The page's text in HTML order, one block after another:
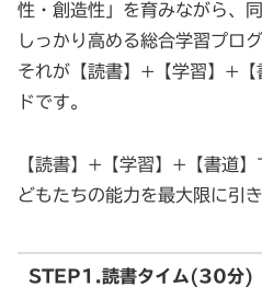
性・創造性」を育みながら、
しっかり高める総合学習プロ
それが【読書】+【学習】+【
ドです。
【読書】+【学習】+【書道
どもたちの能力を最大限に引き
STEP1.読書タイム(30分)